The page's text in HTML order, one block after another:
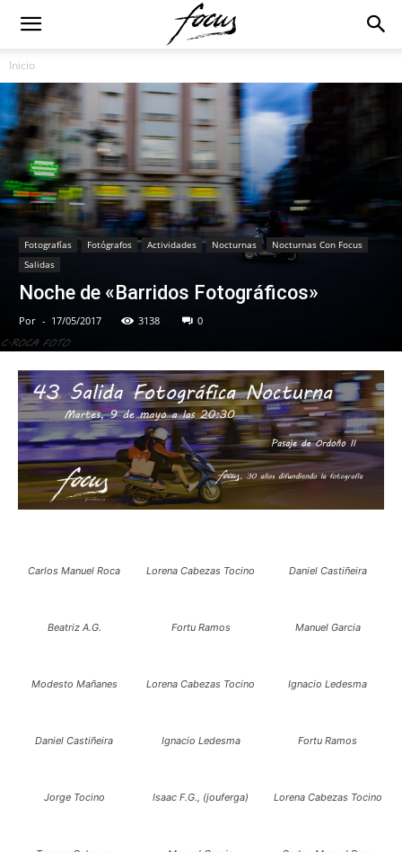
Inicio
Fotografías Fotógrafos Actividades Nocturnas
Nocturnas Con Focus
Salidas
Noche de «Barridos Fotográficos»
Por - 17/05/2017 3138 0
Carlos Manuel Roca Lorena Cabezas Tocino Daniel Castiñeira
Beatriz A.G. Fortu Ramos Manuel Garcia
Modesto Mañanes Lorena Cabezas Tocino Ignacio Ledesma
Daniel Castiñeira Ignacio Ledesma Fortu Ramos
Jorge Tocino Isaac F.G., (jouferga) Lorena Cabezas Tocino